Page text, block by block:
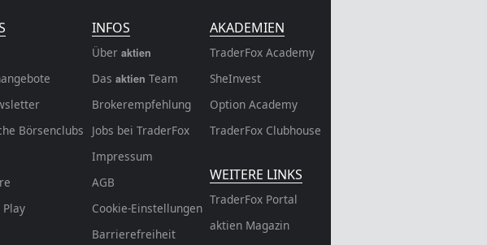
Börsenclubs
Play
INFOS
Über aktien
Das aktien Team
Brokerempfehlung
Jobs bei TraderFox
Impressum
AGB
Cookie-Einstellungen
Barrierefreiheit
AKADEMIEN
TraderFox Academy
SheInvest
Option Academy
TraderFox Clubhouse
WEITERE LINKS
TraderFox Portal
aktien Magazin